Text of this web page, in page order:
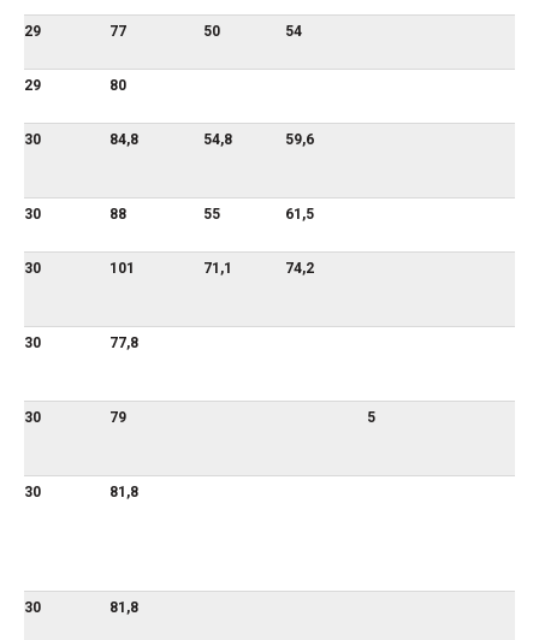
29 77 50 54
29 80
30 84,8 54,8 59,6
30 88 55 61,5
30 101 71,1 74,2
30 77,8
30 79 5
30 81,8
30 81,8